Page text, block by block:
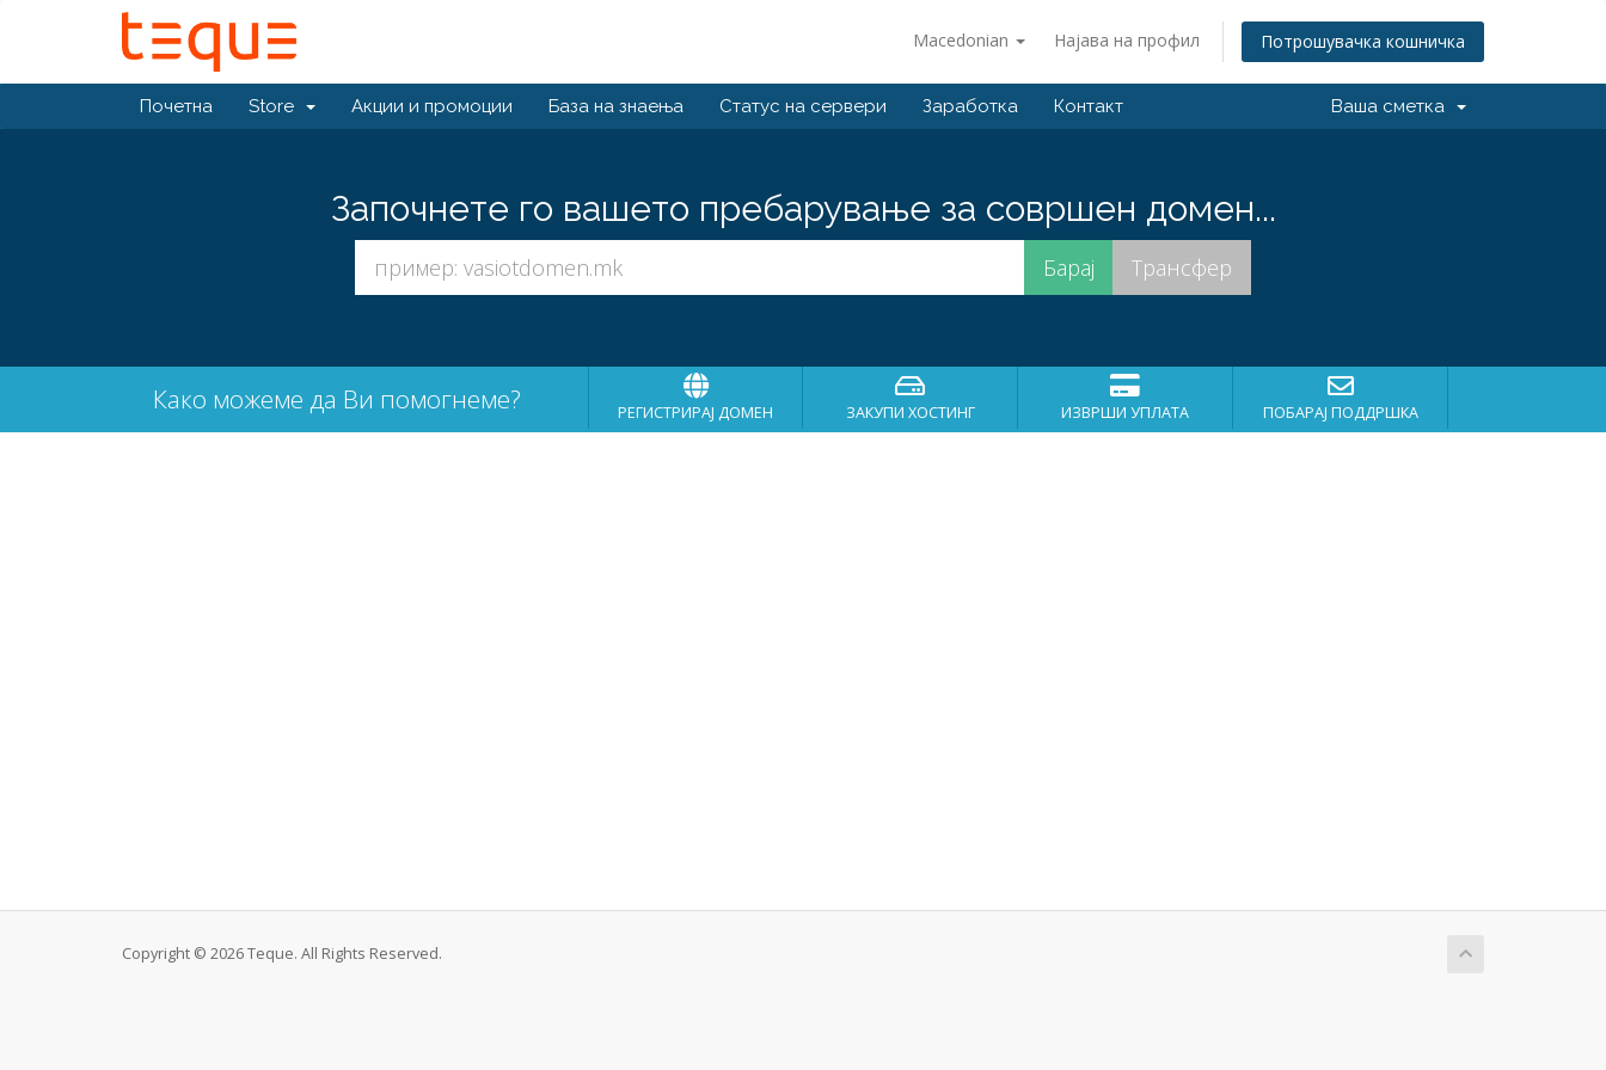
Macedonian Најава на профил Потрошувачка кошничка
Почетна Store Акции и промоции База на знаења Статус на сервери Заработка Контакт Ваша сметка
Започнете го вашето пребарување за совршен домен...
Како можеме да Ви помогнеме? РЕГИСТРИРАЈ ДОМЕН ЗАКУПИ ХОСТИНГ ИЗВРШИ УПЛАТА ПОБАРАЈ ПОДДРШКА
Copyright © 2026 Teque. All Rights Reserved.